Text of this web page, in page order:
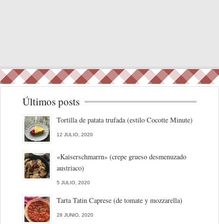
Últimos posts
Tortilla de patata trufada (estilo Cocotte Minute)
12 JULIO, 2020
«Kaiserschmarrn» (crepe grueso desmenuzado
austriaco)
5 JULIO, 2020
Tarta Tatin Caprese (de tomate y mozzarella)
28 JUNIO, 2020